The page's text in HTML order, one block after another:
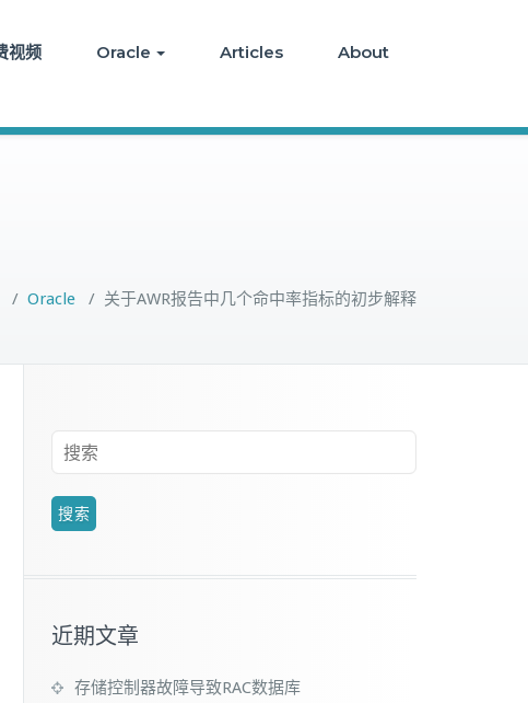
视频 Oracle Articles About
/ Oracle / 关于AWR报告中几个命中率指标的初步解释
近期文章
存储控制器故障导致RAC数据库